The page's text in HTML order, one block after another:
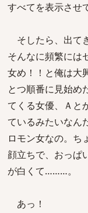
すべてを表示させ
そしたら、出て
そんなに頻繁には
女め！！と俺は大
とつ順番に見始め
てくる女優、Ａと
ているみたいなん
ロモン女なの。ち
顔立ちで、おっぱ
が白くて………。
あっ！